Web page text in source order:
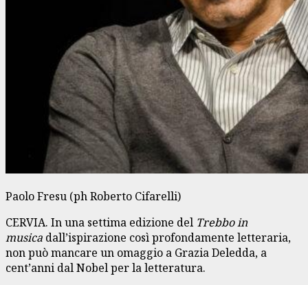
Paolo Fresu (ph Roberto Cifarelli)
CERVIA. In una settima edizione del Trebbo in
musica dall’ispirazione così profondamente letteraria,
non può mancare un omaggio a Grazia Deledda, a
cent’anni dal Nobel per la letteratura.